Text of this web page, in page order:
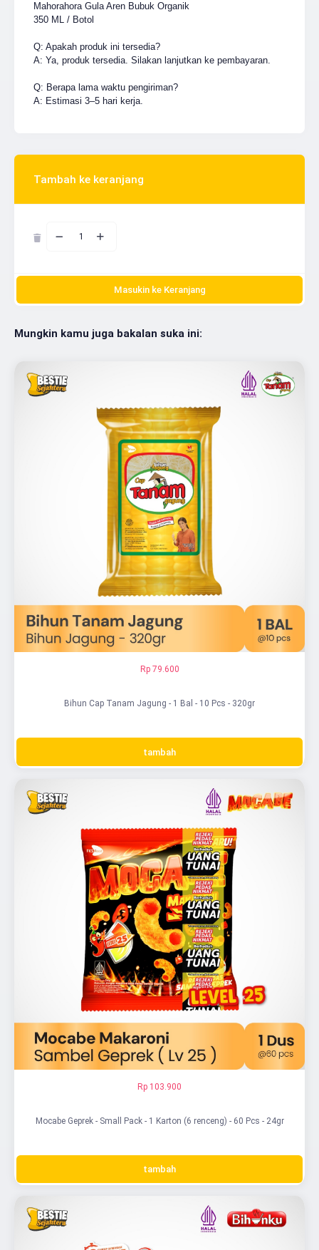
Mahorahora Gula Aren Bubuk Organik
350 ML / Botol
Q: Apakah produk ini tersedia?
A: Ya, produk tersedia. Silakan lanjutkan ke pembayaran.
Q: Berapa lama waktu pengiriman?
A: Estimasi 3–5 hari kerja.
Tambah ke keranjang
1
Masukin ke Keranjang
Mungkin kamu juga bakalan suka ini:
Rp 79.600
Bihun Cap Tanam Jagung - 1 Bal - 10 Pcs - 320gr
tambah
Rp 103.900
Mocabe Geprek - Small Pack - 1 Karton (6 renceng) - 60 Pcs - 24gr
tambah